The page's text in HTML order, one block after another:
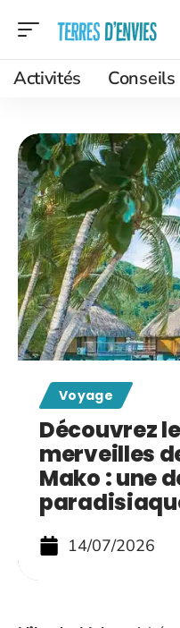
Activités Conseils
Voyage
Découvrez
merveilles
Mako : une
14/07/2026